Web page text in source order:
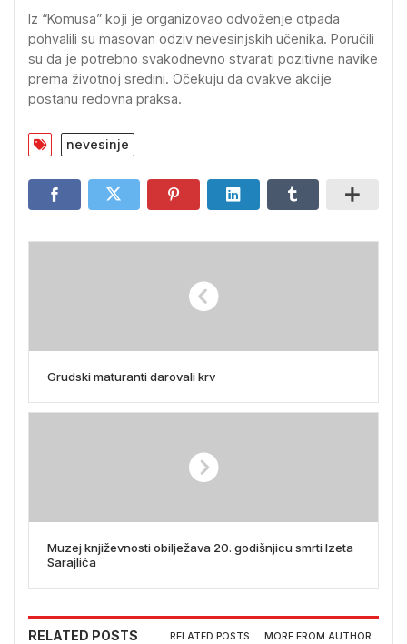
Iz “Komusa” koji je organizovao odvoženje otpada
pohvalili su masovan odziv nevesinjskih učenika. Poručili
su da je potrebno svakodnevno stvarati pozitivne navike
prema životnoj sredini. Očekuju da ovakve akcije
postanu redovna praksa.
nevesinje
Grudski maturanti darovali krv
Muzej književnosti obilježava 20. godišnjicu smrti Izeta
Sarajlića
RELATED POSTS RELATED POSTS MORE FROM AUTHOR